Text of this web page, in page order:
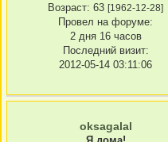
Возраст: 63 [1962-12-28]
Провел на форуме:
2 дня 16 часов
Последний визит:
2012-05-14 03:11:06
oksagalal